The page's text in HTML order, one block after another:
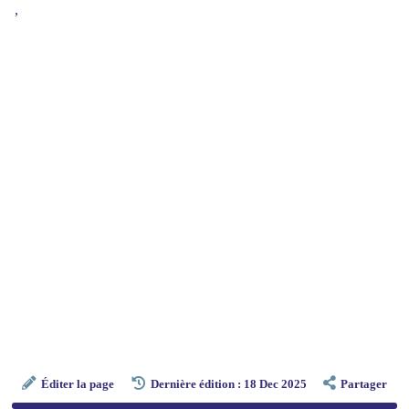
,
Éditer la page Dernière édition : 18 Dec 2025 Partager